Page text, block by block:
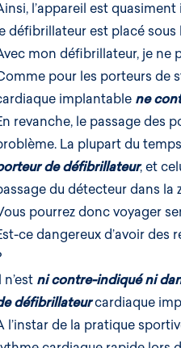
l’appareil est quasiment
défibrillateur est placé sous
mon défibrillateur, je ne
pour les porteurs de
implantable ne
revanche, le passage des
La plupart du
de défibrillateur, et
du détecteur dans la
pourrez donc voyager
ce dangereux d’avoir
n’est ni contre-indiqué ni
défibrillateurcardiaque
l’instar de la pratique